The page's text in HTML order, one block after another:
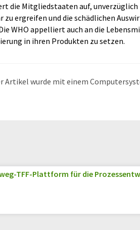
die Mitgliedstaaten auf,
ergreifen und die schädlichen
WHO appelliert auch an die
in ihren Produkten zu setzen.
Artikel wurde mit einem
TFF-Plattform für die